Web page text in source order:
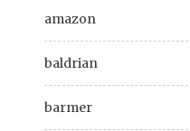
amazon
baldrian
barmer